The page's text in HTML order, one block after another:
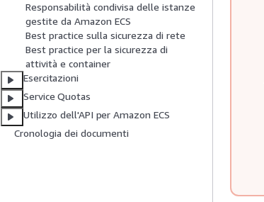
Responsabilità condivisa delle istanze
gestite da Amazon ECS
Best practice sulla sicurezza di rete
Best practice per la sicurezza di
attività e container
Esercitazioni
Service Quotas
Utilizzo dell'API per Amazon ECS
Cronologia dei documenti